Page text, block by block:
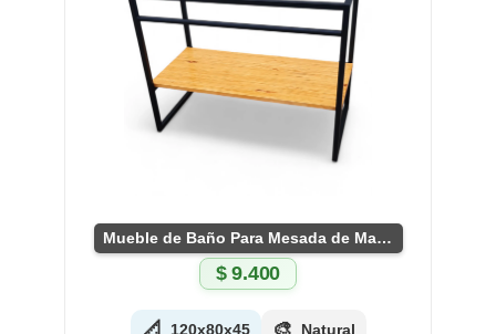
Mueble de Baño Para Mesada de Marmol
$9.400
120x80x45 Natural